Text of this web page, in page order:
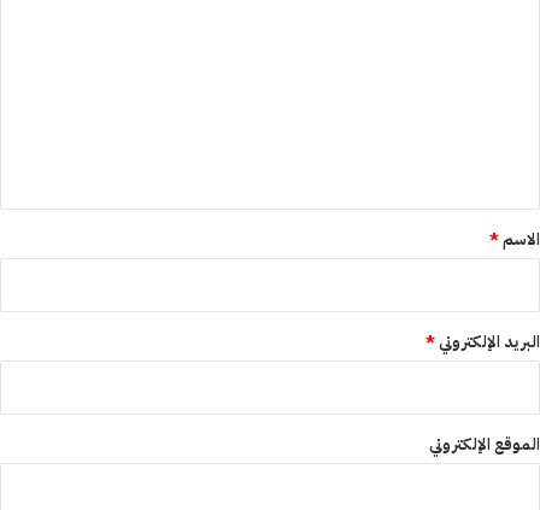
*
الاسم*
البريد الإلكتروني*
الموقع الإلكتروني